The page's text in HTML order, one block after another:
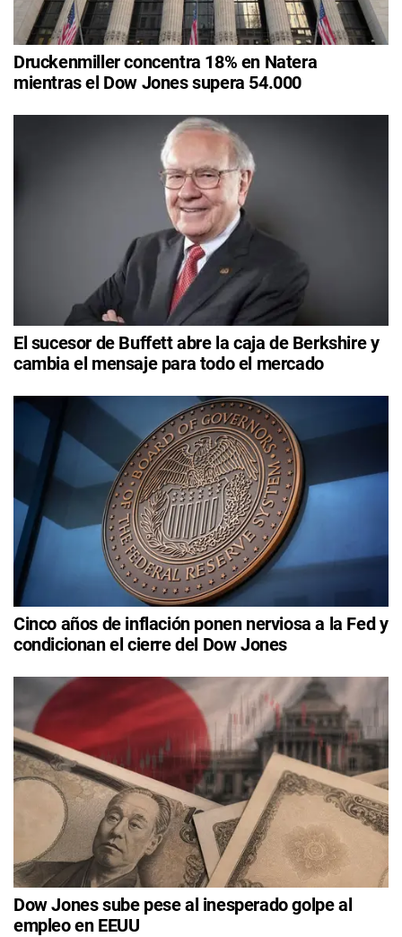
Druckenmiller concentra 18% en Natera
mientras el Dow Jones supera 54.000
El sucesor de Buffett abre la caja de Berkshire y
cambia el mensaje para todo el mercado
Cinco años de inflación ponen nerviosa a la Fed y
condicionan el cierre del Dow Jones
Dow Jones sube pese al inesperado golpe al
empleo en EEUU